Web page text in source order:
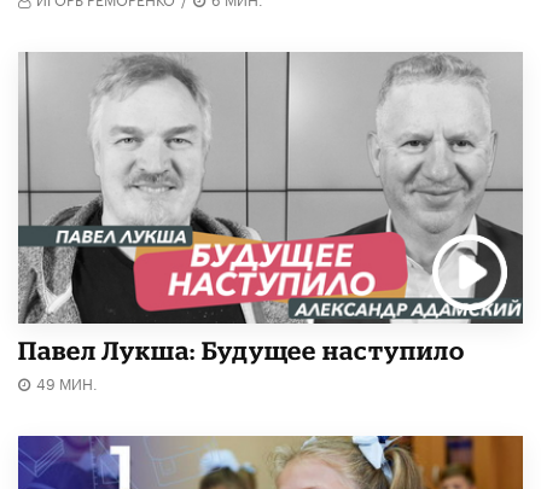
Павел Лукша: Будущее наступило
49 МИН.